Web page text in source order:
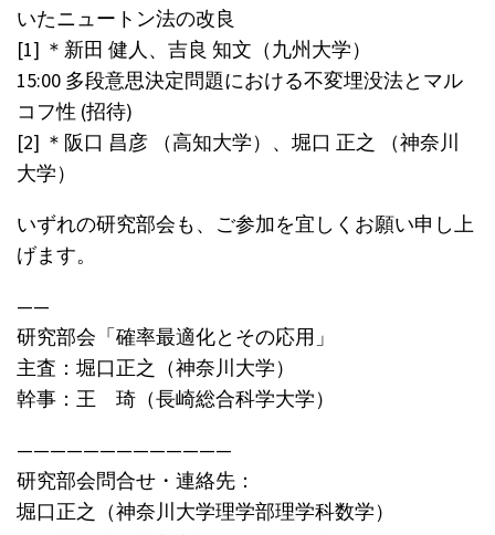
いたニュートン法の改良
[1] ＊新田 健人、吉良 知文（九州大学）
15:00 多段意思決定問題における不変埋没法とマル
コフ性 (招待)
[2] ＊阪口 昌彦 （高知大学）、堀口 正之 （神奈川
大学）
いずれの研究部会も、ご参加を宜しくお願い申し上
げます。
——
研究部会「確率最適化とその応用」
主査：堀口正之（神奈川大学）
幹事：王 琦（長崎総合科学大学）
—————————————
研究部会問合せ・連絡先：
堀口正之（神奈川大学理学部理学科数学）